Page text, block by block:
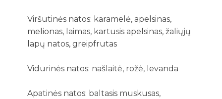
Viršutinės natos: karamelė, apelsinas,
melionas, laimas, kartusis apelsinas, žaliųjų
lapų natos, greipfrutas
Vidurinės natos: našlaitė, rožė, levanda
Apatinės natos: baltasis muskusas,